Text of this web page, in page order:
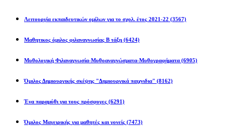
Λειτουργία εκπαιδευτικών ομίλων για το σχολ. έτος 2021-22 (3567)
Μαθητικος όμιλος φιλαναγνωσίας Β τάξη (6424)
Μυθολογική Φιλαναγνωσία-Μυθοαναγνώσματα-Μυθογραφήματα (6905)
Όμιλος Δημιουργικής σκέψης "Δημιουργικά παιχνιδια" (8162)
Ένα παραμύθι για τους πρόσφυγες (6291)
Όμιλος Μαγειρικής για μαθητές και γονείς (7473)